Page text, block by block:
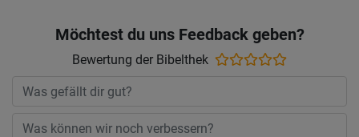
Möchtest du uns Feedback geben?
Bewertung der Bibelthek